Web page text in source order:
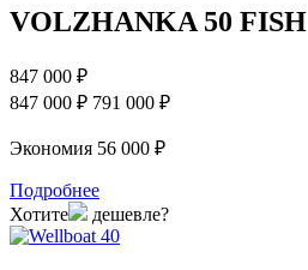
VOLZHANKA 50 FISH
847 000 ₽
847 000 ₽ 791 000 ₽
Экономия 56 000 ₽
Подробнее
Хотите
дешевле?